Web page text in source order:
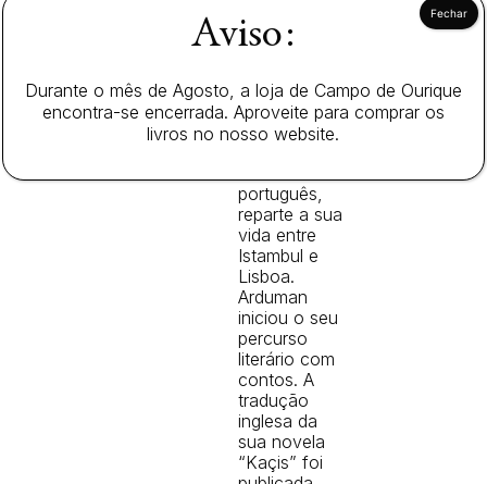
Schneidertempel
Centro de
momento,
Adnan
Arduman, que
português,
reparte a sua
vida entre
Istambul e
Lisboa.
Arduman
iniciou o seu
percurso
literário com
contos. A
tradução
inglesa da
sua novela
“Kaçis” foi
Aviso:
Durante o mês de Agosto, a loja de Campo de Ourique
encontra-se encerrada. Aproveite para comprar os
livros no nosso website.